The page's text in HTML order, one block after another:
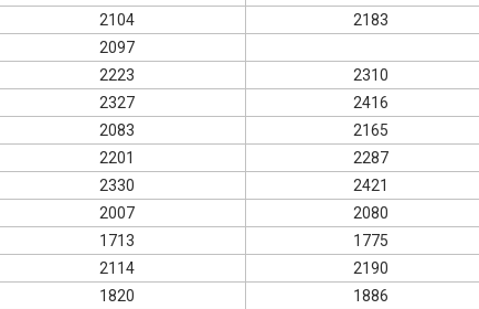
2104
2183
2097
2223
2310
2327
2416
2083
2165
2201
2287
2330
2421
2007
2080
1713
1775
2114
2190
1820
1886